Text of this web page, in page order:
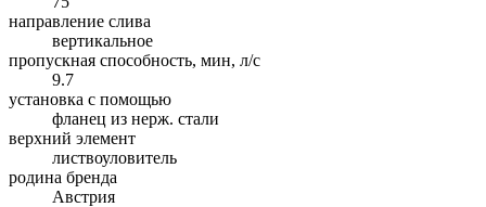
направление слива
вертикальное
пропускная способность, мин, л/с
9.7
установка с помощью
фланец из нерж. стали
верхний элемент
листвоуловитель
родина бренда
Австрия